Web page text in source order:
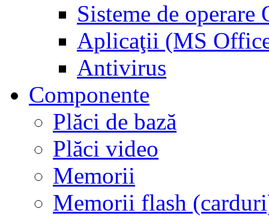
Sisteme de operare
Aplicaţii (MS
Antivirus
Componente
Plăci de bază
Plăci video
Memorii
Memorii flash